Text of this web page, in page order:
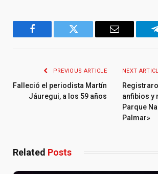
Facebook Twitter Email
PREVIOUS ARTICLE
Falleció el periodista Martín
Jáuregui, a los 59 años
NEXT
anfibios y
Parque
Palmar»
Related Posts